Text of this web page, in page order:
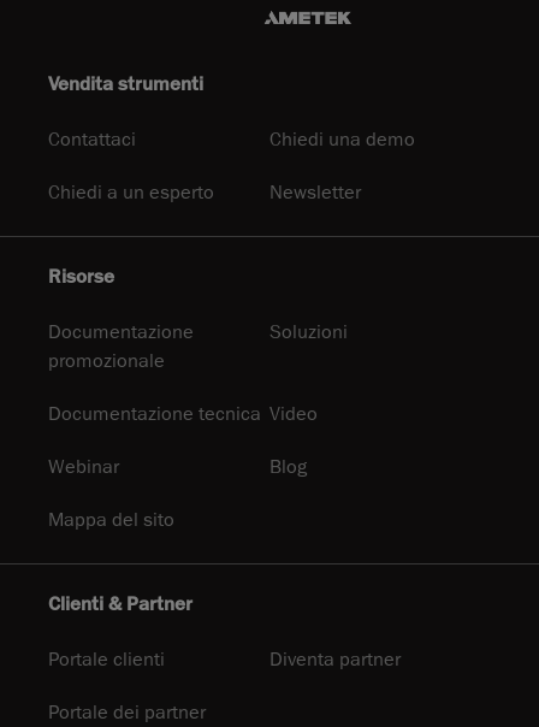
Vendita strumenti
Contattaci Chiedi una demo
Chiedi a un esperto Newsletter
Risorse
Documentazione
promozionale
Soluzioni
Documentazione tecnica Video
Webinar Blog
Mappa del sito
Clienti & Partner
Portale clienti Diventa partner
Portale dei partner